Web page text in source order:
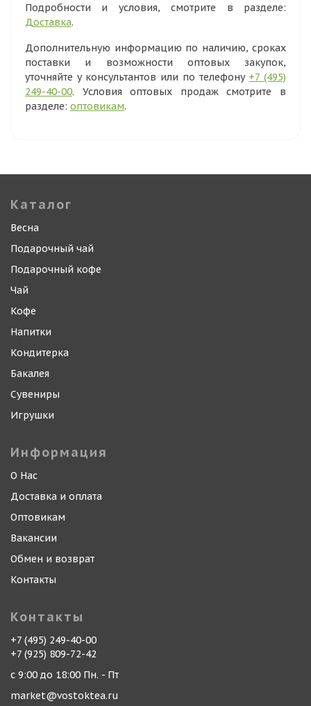
Подробности и условия, смотрите в разделе:
Доставка.
Дополнительную информацию по наличию, сроках
поставки и возможности оптовых закупок,
уточняйте у консультантов или по телефону +7 (495)
249-40-00. Условия оптовых продаж смотрите в
разделе: оптовикам.
Каталог
Весна
Подарочный чай
Подарочный кофе
Чай
Кофе
Напитки
Кондитерка
Бакалея
Сувениры
Игрушки
Информация
О Нас
Доставка и оплата
Оптовикам
Вакансии
Обмен и возврат
Контакты
Контакты
+7 (495) 249-40-00
+7 (925) 809-72-42
с 9:00 до 18:00 Пн. - Пт
market@vostoktea.ru